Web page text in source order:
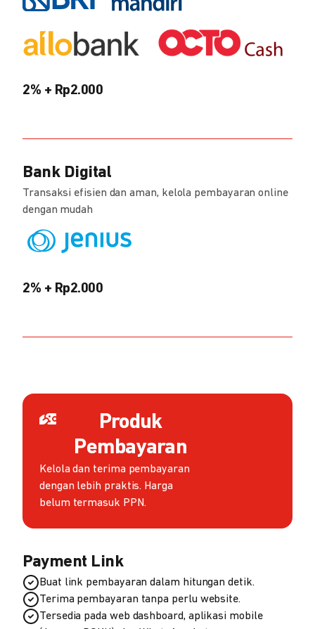
2% + Rp2.000
Bank Digital
Transaksi efisien dan aman, kelola pembayaran online
dengan mudah
2% + Rp2.000
Produk
Pembayaran
Kelola dan terima pembayaran
dengan lebih praktis. Harga
belum termasuk PPN.
Payment Link
Buat link pembayaran dalam hitungan detik.
Terima pembayaran tanpa perlu website.
Tersedia pada web dashboard, aplikasi mobile